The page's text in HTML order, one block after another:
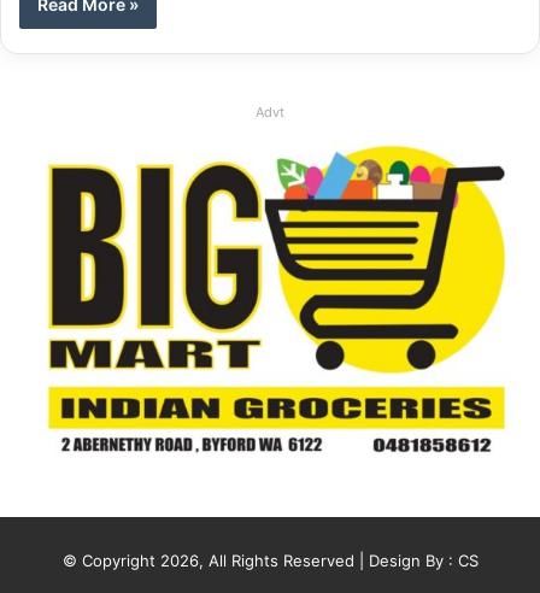
Advt
© Copyright 2026, All Rights Reserved | Design By : CS